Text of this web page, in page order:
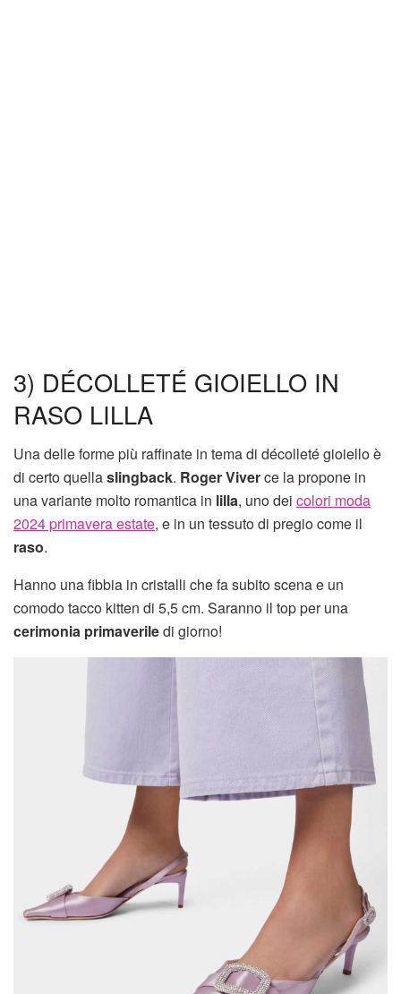
3) DÉCOLLETÉ GIOIELLO IN
RASO LILLA
Una delle forme più raffinate in tema di décolleté gioiello è
di certo quellaslingback. Roger Viverce la propone in
una variante molto romantica in lilla, uno dei colori moda
2024 primavera estate, e in un tessuto di pregio come il
raso.
Hanno una fibbia in cristalli che fa subito scena e un
comodo tacco kitten di 5,5 cm. Saranno il top per una
cerimonia primaveriledi giorno!